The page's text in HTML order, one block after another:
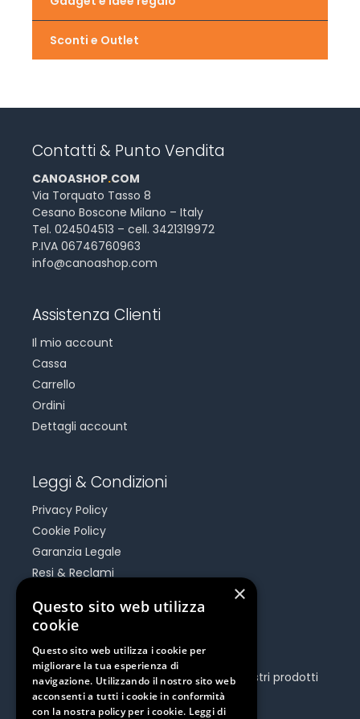
Sconti e Outlet
Contatti & Punto Vendita
CANOASHOP.COM
Via Torquato Tasso 8
Cesano Boscone Milano – Italy
Tel. 024504513 – cell. 3421319972
P.IVA 06746760963
info@canoashop.com
Assistenza Clienti
Il mio account
Cassa
Carrello
Ordini
Dettagli account
Leggi & Condizioni
Privacy Policy
Cookie Policy
Garanzia Legale
Resi & Reclami
Be Social
Seguici e rimani aggiornato su tutti i nostri prodotti
e iniziative.
×
Questo sito web utilizza
cookie
Questo sito web utilizza i cookie per
migliorare la tua esperienza di
navigazione. Utilizzando il nostro sito web
acconsenti a tutti i cookie in conformità
con la nostra policy per i cookie. Leggi di